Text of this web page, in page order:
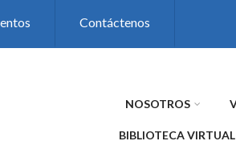
Contáctenos
NOSOTROS
BIBLIOTECA VIRTUAL